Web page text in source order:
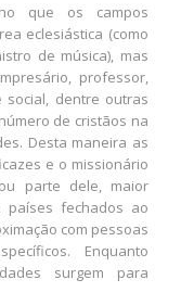
que os campos
eclesiástica (como
de música), mas
professor,
social, dentre outras
de cristãos na
Desta maneira as
e o missionário
parte dele, maior
fechados ao
com pessoas
Enquanto
surgem para